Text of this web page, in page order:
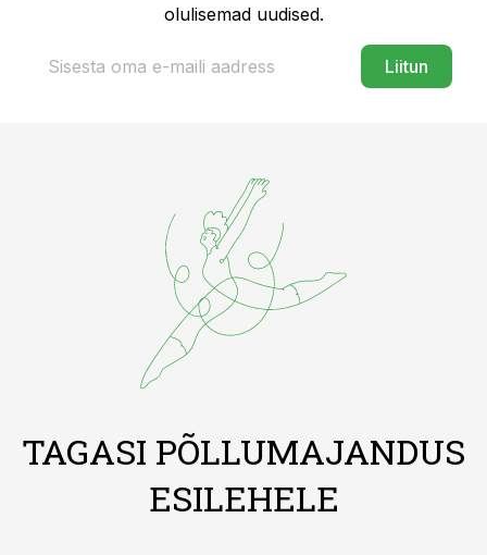
olulisemad uudised.
Liitun
TAGASI PÕLLUMAJANDUS
ESILEHELE